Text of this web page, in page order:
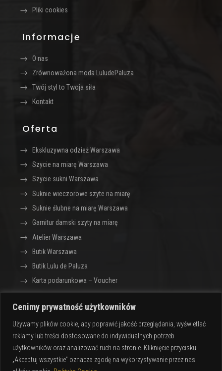
Cenimy prywatność użytkowników
Używamy plików cookie, aby poprawić jakość przeglądania, wyświetlać
reklamy lub treści dostosowane do indywidualnych potrzeb
użytkowników oraz analizować ruch na stronie. Kliknięcie przycisku
„Akceptuj wszystkie” oznacza zgodę na wykorzystywanie przez nas
Pliki cookies
Informacje
O nas
Zrównoważona moda LuludePaluza
Twój styl to Twoja siła
Kontakt
Oferta
Ekskluzywna odzież Warszawa
Szycie na miarę Warszawa
Szycie sukni Warszawa
Suknie wieczorowe szyte na miarę
Suknie ślubne na miarę Warszawa
Garnitur damski szyty na miarę
Atelier Warszawa
Butik Warszawa
Butik Lulu de Paluza
Karta podarunkowa – Voucher
Sklep z ekskluzywną odzieżą dla kobiet Lulu de
Paluza · Warszawa
Design by
CIK – Jarosław Gumkowski